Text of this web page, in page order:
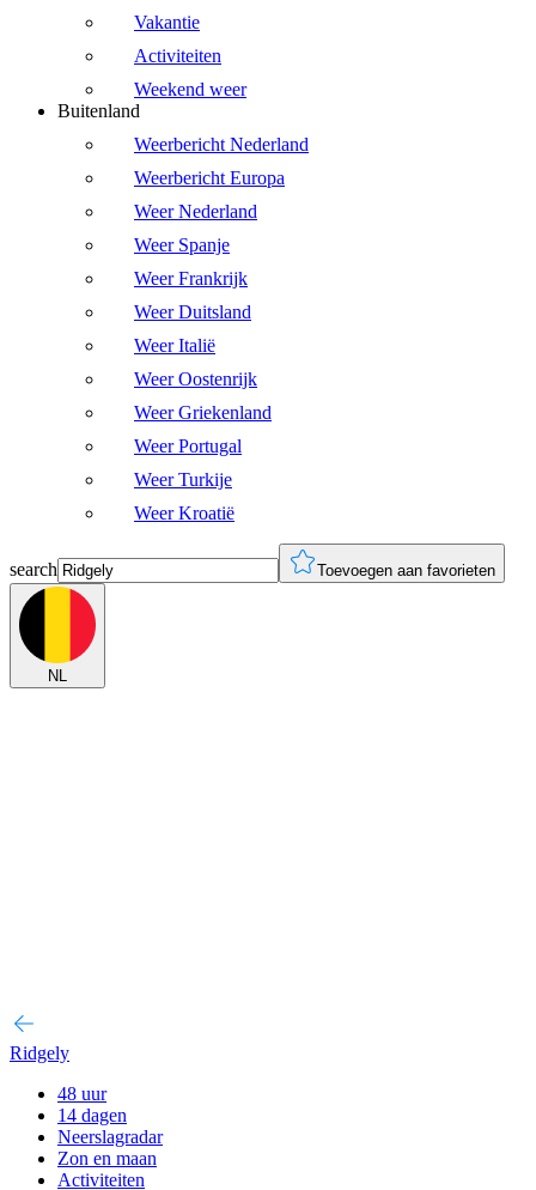
Vakantie
Activiteiten
Weekend weer
Buitenland
Weerbericht Nederland
Weerbericht Europa
Weer Nederland
Weer Spanje
Weer Frankrijk
Weer Duitsland
Weer Italië
Weer Oostenrijk
Weer Griekenland
Weer Portugal
Weer Turkije
Weer Kroatië
search Toevoegen aan favorieten
NL
Ridgely
48 uur
14 dagen
Neerslagradar
Zon en maan
Activiteiten